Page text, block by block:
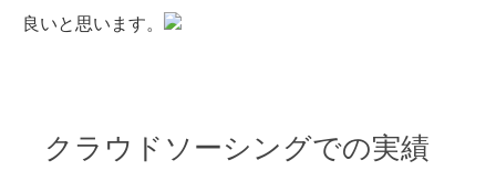
良いと思います。
クラウドソーシングでの実績